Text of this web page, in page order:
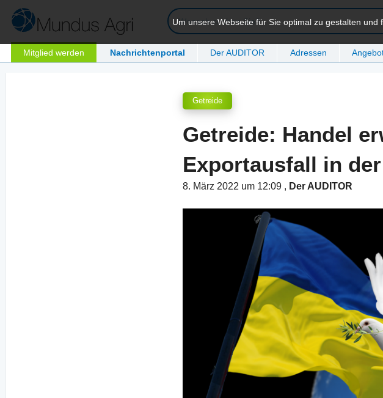
Mitglied werden Nachrichtenportal Der AUDITOR Adressen
Um unsere Webseite für Sie optimal zu gestalten
Getreide
Getreide: Handel
Exportausfall in
8. März 2022 um 12:09 , Der AUDITOR